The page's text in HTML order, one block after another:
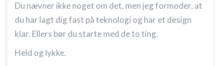
Du nævner ikke noget om det, men jeg formoder, at
du har lagt dig fast på teknologi og har et design
klar. Ellers bør du starte med de to ting.
Held og lykke.